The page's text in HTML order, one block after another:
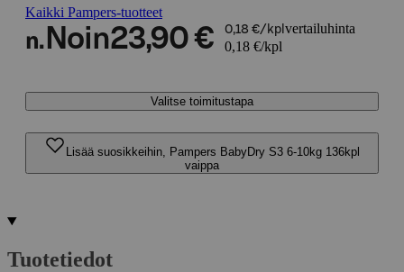
Kaikki Pampers-tuotteet
n. Noin23,90 € 0,18 €/kpl vertailuhinta
0,18 €/kpl
Valitse toimitustapa
Lisää suosikkeihin, Pampers BabyDry S3 6-10kg 136kpl
vaippa
Tuotetiedot